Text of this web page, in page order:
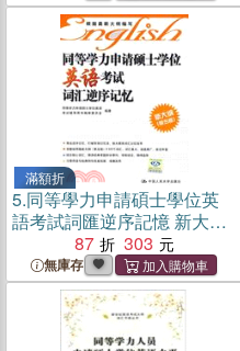
滿額折
5.同等學力申請碩士學位英
語考試詞匯逆序記憶 新大綱.
第5版（簡體書）
87 303
無庫存